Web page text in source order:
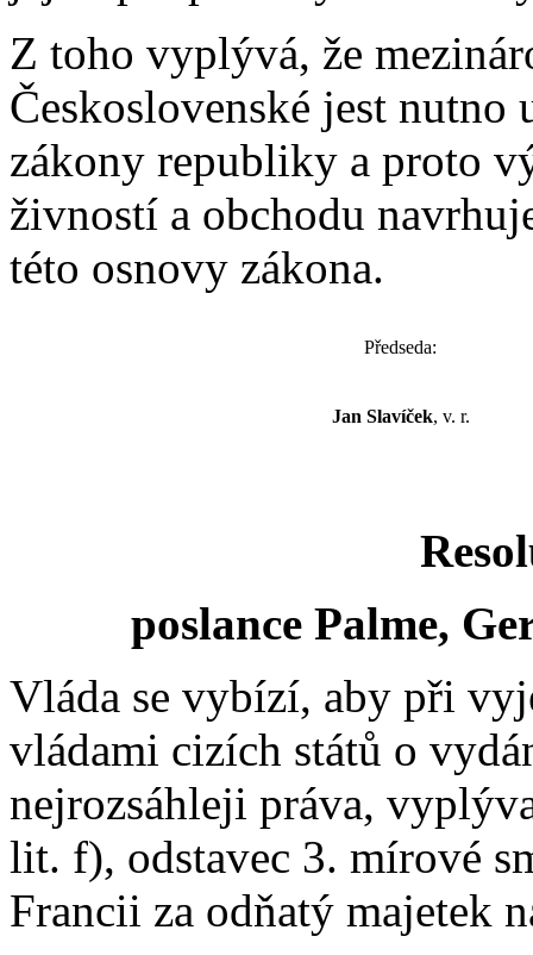
Z toho vyplývá, že
Československé jest
zákony republiky a proto
živností a obchodu
této osnovy zákona.
Předseda:
Jan Slavíček, v. r.
poslance Palme,
Vláda se vybízí, aby při
vládami cizích států o
nejrozsáhleji práva,
lit. f), odstavec 3. mírové
Francii za odňatý majetek